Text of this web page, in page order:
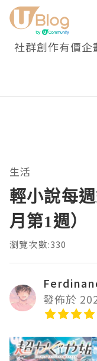
社群創作有價企
生活
輕小說每
月第1週）
瀏覽次數:330
發佈於